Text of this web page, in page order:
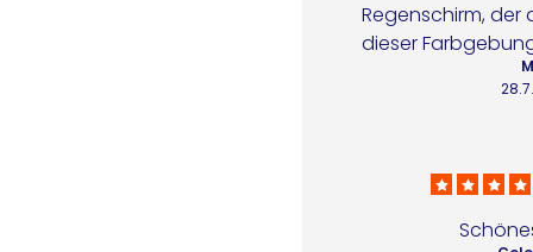
Regenschirm, der
dieser